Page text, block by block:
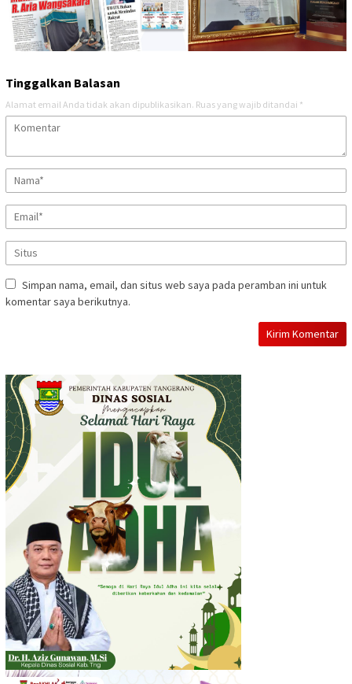
Tinggalkan Balasan
Alamat email Anda tidak akan dipublikasikan. Ruas yang wajib ditandai *
Simpan nama, email, dan situs web saya pada peramban ini untuk
komentar saya berikutnya.